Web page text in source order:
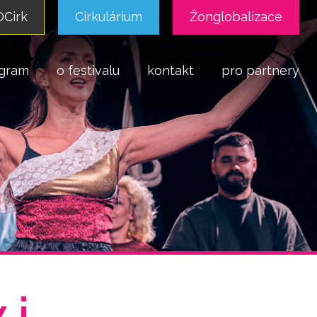
Cirkulárium Žonglobalizace
o festivalu kontakt pro partnery